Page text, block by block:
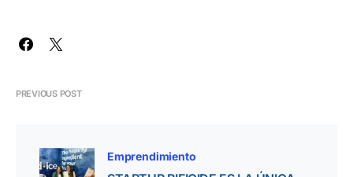
PREVIOUS POST
Emprendimiento